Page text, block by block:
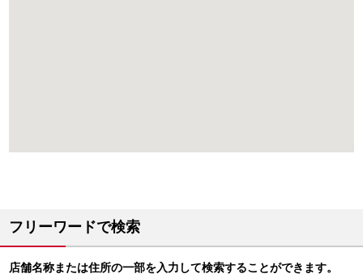
フリーワードで検索
店舗名称または住所の一部を入力して検索することができます。